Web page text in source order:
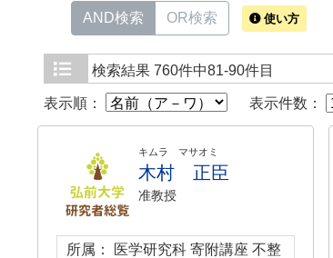
AND検索 OR検索 使い方
検索結果 760件中81-90件目
表示順： 表示件数：
キムラ マサオミ
木村 正臣
准教授
所属： 医学研究科 寄附講座 不整